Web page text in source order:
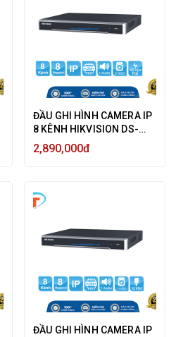
ĐẦU GHI HÌNH CAMERA IP
8 KÊNH HIKVISION DS-
7608NI-K2 ULTRA HD 4K
8MP, 2 HDD SATA - HÀNG
2,890,000đ
ĐẦU GHI HÌNH CAMERA IP